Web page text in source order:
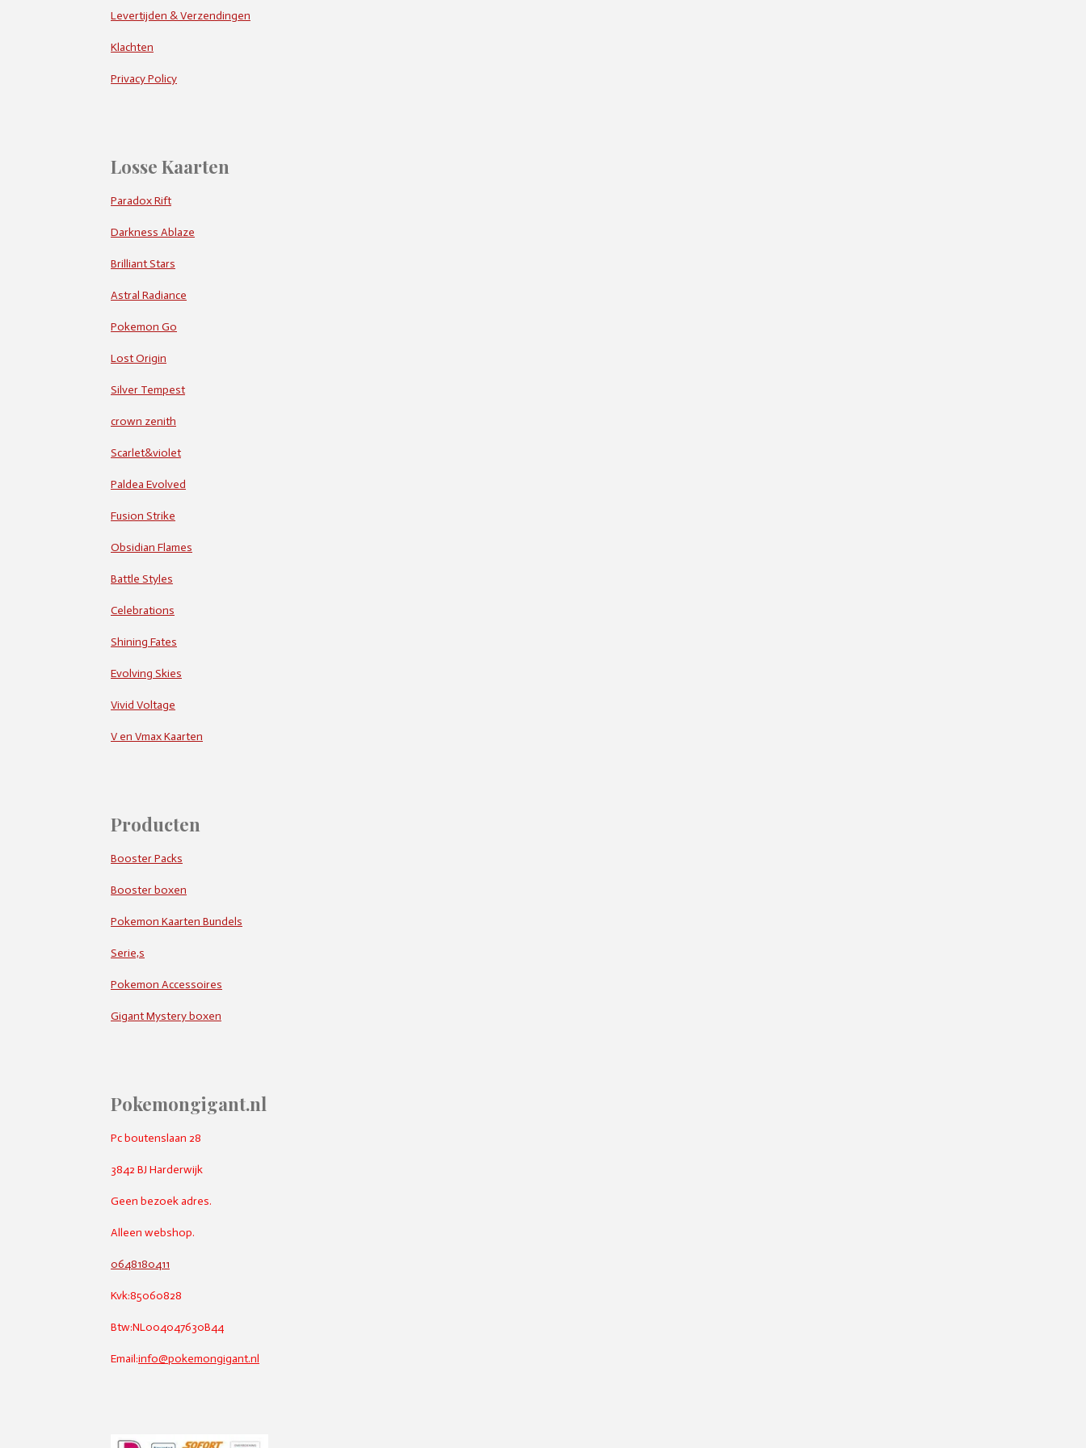
Levertijden & Verzendingen
Klachten
Privacy Policy
Losse Kaarten
Paradox Rift
Darkness Ablaze
Brilliant Stars
Astral Radiance
Pokemon Go
Lost Origin
Silver Tempest
crown zenith
Scarlet&violet
Paldea Evolved
Fusion Strike
Obsidian Flames
Battle Styles
Celebrations
Shining Fates
Evolving Skies
Vivid Voltage
V en Vmax Kaarten
Producten
Booster Packs
Booster boxen
Pokemon Kaarten Bundels
Serie,s
Pokemon Accessoires
Gigant Mystery boxen
Pokemongigant.nl
Pc boutenslaan 28
3842 BJ Harderwijk
Geen bezoek adres.
Alleen webshop.
0648180411
Kvk:85060828
Btw:NL004047630B44
Email:info@pokemongigant.nl